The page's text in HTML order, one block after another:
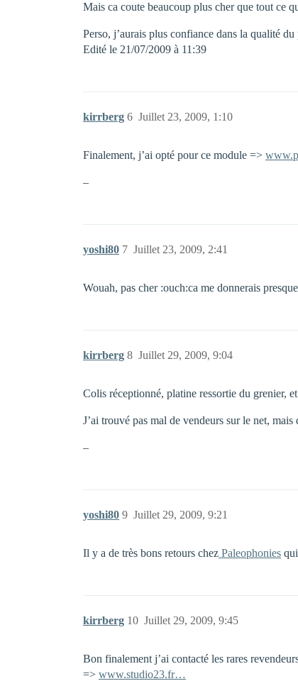
Mais ca coute beaucoup plus cher que tout ce
Perso, j’aurais plus confiance dans la qualité
Edité le 21/07/2009 à 11:39
kirrberg Juillet 23, 2009, 1:10
6
Finalement, j’ai opté pour ce module =>
–
yoshi80 Juillet 23, 2009, 2:41
7
Wouah, pas cher :ouch:ca me donnerais
kirrberg Juillet 29, 2009, 9:04
8
Colis réceptionné, platine ressortie du grenier,
J’ai trouvé pas mal de vendeurs sur le net, mais
–
yoshi80 Juillet 29, 2009, 9:21
9
Il y a de très bons retours chez Paleophonies
kirrberg Juillet 29, 2009, 9:45
10
Bon finalement j’ai contacté les rares
=> www.studio23.fr…